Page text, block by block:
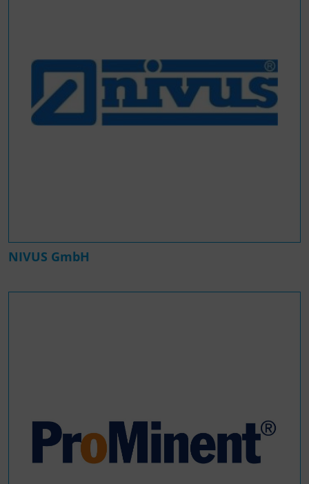
NIVUS GmbH